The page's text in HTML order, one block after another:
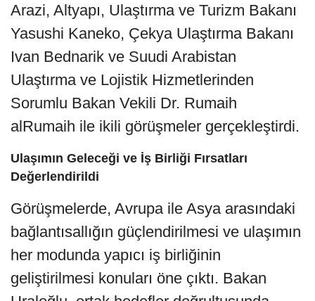
Arazi, Altyapı, Ulaştırma ve Turizm Bakanı
Yasushi Kaneko, Çekya Ulaştırma Bakanı
Ivan Bednarik ve Suudi Arabistan
Ulaştırma ve Lojistik Hizmetlerinden
Sorumlu Bakan Vekili Dr. Rumaih
alRumaih ile ikili görüşmeler gerçekleştirdi.
Ulaşımın Geleceği ve İş Birliği Fırsatları
Değerlendirildi
Görüşmelerde, Avrupa ile Asya arasındaki
bağlantısallığın güçlendirilmesi ve ulaşımın
her modunda yapıcı iş birliğinin
geliştirilmesi konuları öne çıktı. Bakan